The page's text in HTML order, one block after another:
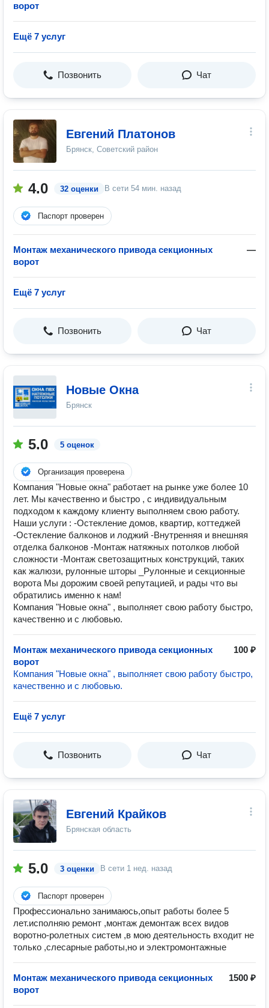
ворот
Ещё 7 услуг
Позвонить Чат
Евгений Платонов
Брянск, Советский район
4.0 32 оценки В сети 54 мин. назад
Паспорт проверен
Монтаж механического привода секционных
ворот
—
Ещё 7 услуг
Позвонить Чат
Новые Окна
Брянск
5.0 5 оценок
Организация проверена
Компания "Новые окна" работает на рынке уже более 10
лет. Мы качественно и быстро , с индивидуальным
подходом к каждому клиенту выполняем свою работу.
Наши услуги : -Остекление домов, квартир, коттеджей
-Остекление балконов и лоджий -Внутренняя и внешняя
отделка балконов -Монтаж натяжных потолков любой
сложности -Монтаж светозащитных конструкций, таких
как жалюзи, рулонные шторы _Рулонные и секционные
ворота Мы дорожим своей репутацией, и рады что вы
обратились именно к нам!
Компания "Новые окна" , выполняет свою работу быстро,
качественно и с любовью.
Монтаж механического привода секционных
ворот
100 ₽
Компания "Новые окна" , выполняет свою работу быстро,
качественно и с любовью.
Ещё 7 услуг
Позвонить Чат
Евгений Крайков
Брянская область
5.0 3 оценки В сети 1 нед. назад
Паспорт проверен
Профессионально занимаюсь,опыт работы более 5
лет.исполняю ремонт ,монтаж демонтаж всех видов
воротно-ролетных систем ,в мою деятельность входит не
только ,слесарные работы,но и электромонтажные
Монтаж механического привода секционных
ворот
1500 ₽